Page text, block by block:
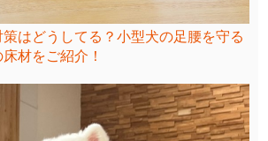
はどうしてる？小型犬の足腰を守る
材をご紹介！